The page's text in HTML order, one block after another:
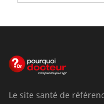
Le site santé de